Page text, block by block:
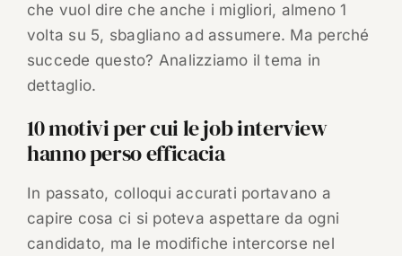
che vuol dire che anche i migliori, almeno 1
volta su 5, sbagliano ad assumere. Ma perché
succede questo? Analizziamo il tema in
dettaglio.
10 motivi per cui le job interview
hanno perso efficacia
In passato, colloqui accurati portavano a
capire cosa ci si poteva aspettare da ogni
candidato, ma le modifiche intercorse nel